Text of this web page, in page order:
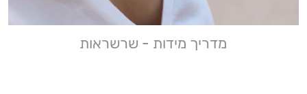
מדריך מידות - שרשראות